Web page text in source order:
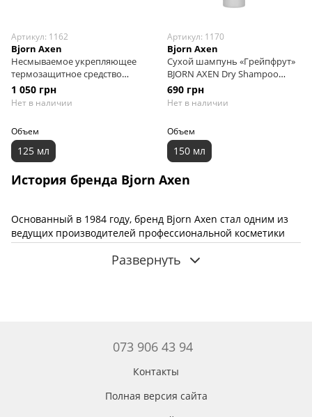
Артикул: 1162
Bjorn Axen
Несмываемое укрепляющее
термозащитное средство
BJORN AXEN Repair Anti Break
Treatment, 125 мл
1 050 грн
Нет в наличии
Объем
125 мл
Артикул: 1170
Bjorn Axen
Сухой шампунь «Грейпфрут»
BJORN AXEN Dry Shampoo
Sunny Grapefruit, 150 мл
690 грн
Нет в наличии
Объем
150 мл
История бренда Bjorn Axen
Основанный в 1984 году, бренд Bjorn Axen стал одним из
ведущих производителей профессиональной косметики
для волос. За десятилетия своей работы компания
завоевала доверие парикмахеров, стилистов и обычных
Преимущества косметики Bjorn Axen
Натуральные ингредиенты. В состав средств входят
Развернуть
073 906 43 94
Контакты
Полная версия сайта